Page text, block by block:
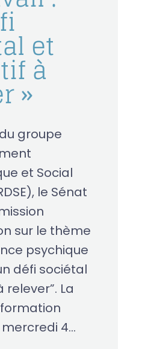
et
à
»
groupe
et Social
le Sénat
sur le thème
psychique
défi sociétal
La
4...